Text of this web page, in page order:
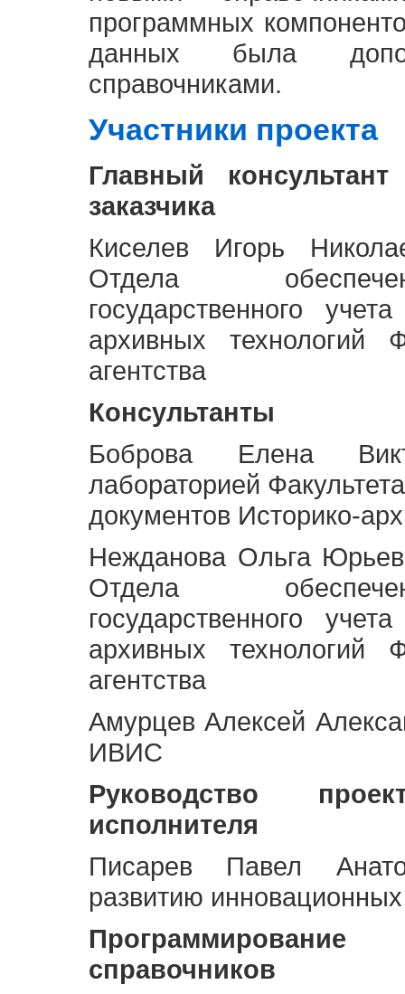
программных
данных была
справочниками.
Участники проекта
Главный
заказчика
Киселев Игорь
Отдела
государственного
архивных технологий
агентства
Консультанты
Боброва Елена
лабораторией
документов Историко-
Нежданова Ольга
Отдела
государственного
архивных технологий
агентства
Амурцев Алексей
ИВИС
Руководство
исполнителя
Писарев Павел
развитию
Программирование
справочников